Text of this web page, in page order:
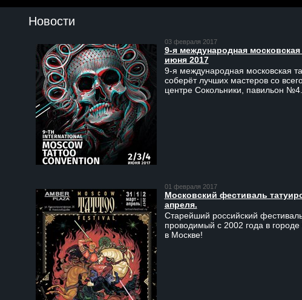
Новости
03 февраля 2017
9-я международная московская
июня 2017
9-я международная московская
соберёт лучших мастеров со
центре Сокольники, павильон №4.
01 февраля 2017
Московский фестиваль
апреля.
Старейший российский
проводимый с 2002 года в городе
в Москве!